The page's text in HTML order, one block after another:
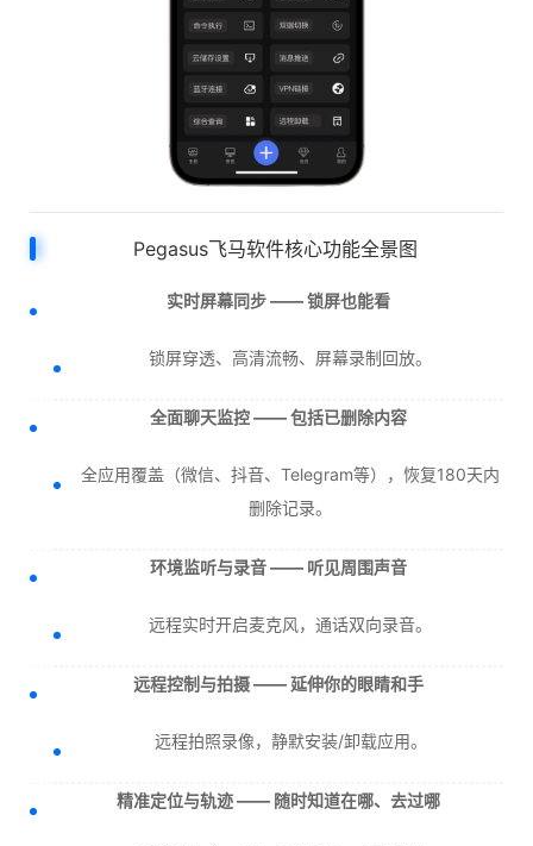
Pegasus飞马软件核心功能全景图
实时屏幕同步 —— 锁屏也能看
锁屏穿透、高清流畅、屏幕录制回放。
全面聊天监控 —— 包括已删除内容
全应用覆盖（微信、抖音、Telegram等），恢复180天内
删除记录。
环境监听与录音 —— 听见周围声音
远程实时开启麦克风，通话双向录音。
远程控制与拍摄 —— 延伸你的眼睛和手
远程拍照录像，静默安装/卸载应用。
精准定位与轨迹 —— 随时知道在哪、去过哪